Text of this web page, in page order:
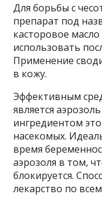
Для борьбы с
препарат под
касторовое
использовать
Применение
в кожу.
Эффективным
является
ингредиентом
насекомых.
время
аэрозоля в том,
блокируется.
лекарство по